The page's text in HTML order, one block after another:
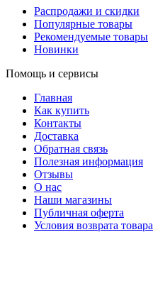
Распродажи и скидки
Популярные товары
Рекомендуемые товары
Новинки
Помощь и сервисы
Главная
Как купить
Контакты
Доставка
Обратная связь
Полезная информация
Отзывы
О нас
Наши магазины
Публичная оферта
Условия возврата товара